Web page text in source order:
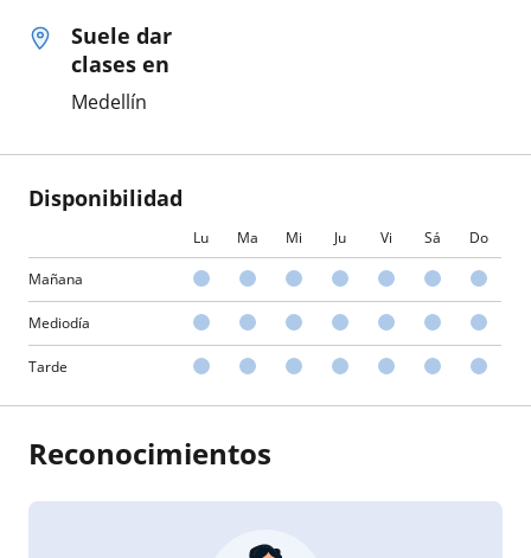
Suele dar
clases en
Medellín
Disponibilidad
Lu Ma Mi Ju Vi Sá Do
Mañana
Mediodía
Tarde
Reconocimientos